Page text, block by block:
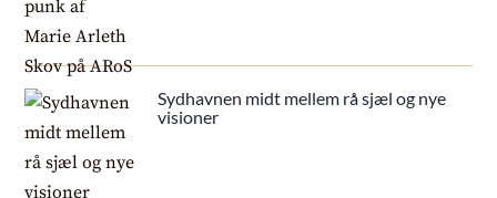
Sydhavnen midt mellem rå sjæl og nye
visioner